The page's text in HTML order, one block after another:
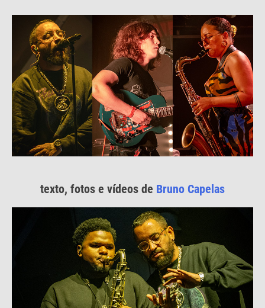
texto, fotos e vídeos de Bruno Capelas